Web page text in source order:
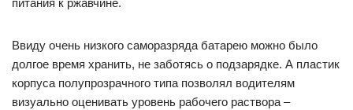
питания к ржавчине.
Ввиду очень низкого саморазряда батарею можно было
долгое время хранить, не заботясь о подзарядке. А пластик
корпуса полупрозрачного типа позволял водителям
визуально оценивать уровень рабочего раствора –